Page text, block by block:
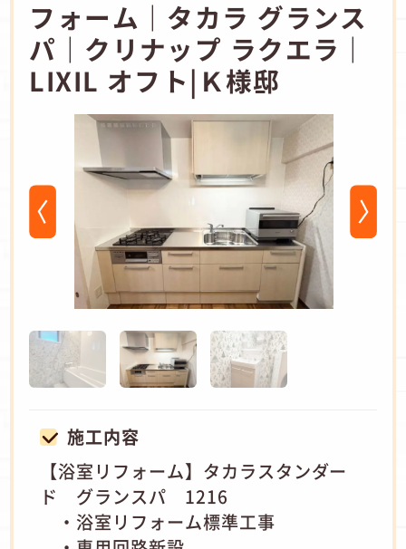
フォーム｜タカラ グランス
パ｜クリナップ ラクエラ｜
LIXIL オフト|Ｋ様邸
施工内容
【浴室リフォーム】タカラスタンダー
ド グランスパ 1216
・浴室リフォーム標準工事